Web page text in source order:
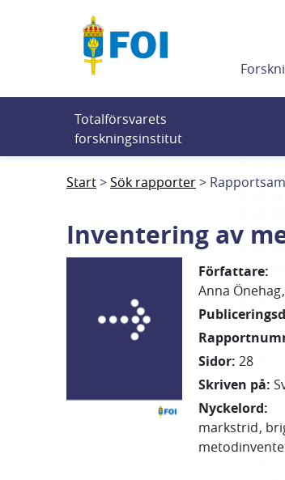
Totalförsvarets
forskningsinstitut
Start Sök rapporter
Inventering av
Författare:
Anna Önehag
Sidor: 28
Skriven på:
Nyckelord:
markstrid